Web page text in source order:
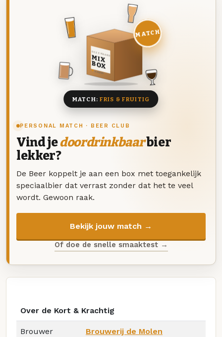
PERSONAL MATCH · BEER CLUB
Vind jedoordrinkbaarbier
lekker?
De Beer koppelt je aan een box met toegankelijk
speciaalbier dat verrast zonder dat het te veel
wordt. Gewoon raak.
Bekijk jouw match →
Of doe de snelle smaaktest →
DEZE MAAND
MIX
BOX
8 BIEREN
MATCH
MATCH: FRIS & FRUITIG
Over de Kort & Krachtig
Brouwer Brouwerij de Molen